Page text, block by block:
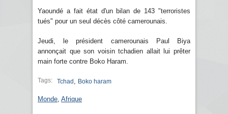
Yaoundé a fait état d'un bilan de 143 "terroristes
tués" pour un seul décès côté camerounais.
Jeudi, le président camerounais Paul Biya
annonçait que son voisin tchadien allait lui prêter
main forte contre Boko Haram.
Tags: Tchad Boko haram
Monde Afrique